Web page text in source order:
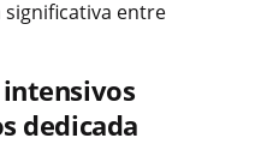
entre
dedicada